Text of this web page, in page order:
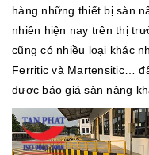
hàng những thiết bị sàn
nhiên hiện nay trên thị
cũng có nhiều loại khác
Ferritic và Martensitic…
được báo giá sàn nâng